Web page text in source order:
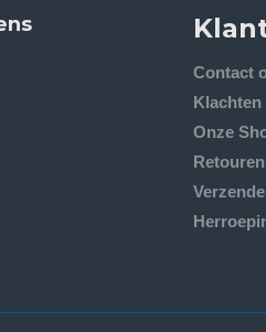
Contact
Klachten
Onze
Retouren